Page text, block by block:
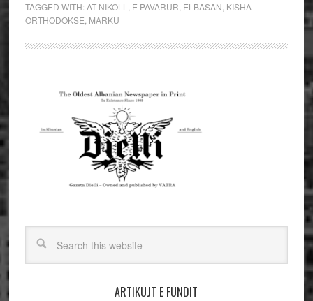
TAGGED WITH:AT NIKOLL E PAVARUR ELBASAN KISHA
ORTHODOKSE MARKU
ARTIKUJT E FUNDIT